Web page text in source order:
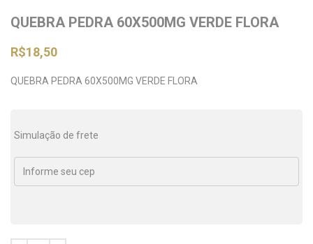
QUEBRA PEDRA 60X500MG VERDE FLORA
R$18,50
QUEBRA PEDRA 60X500MG VERDE FLORA
Simulação de frete